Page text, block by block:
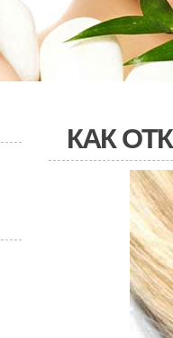
КАК